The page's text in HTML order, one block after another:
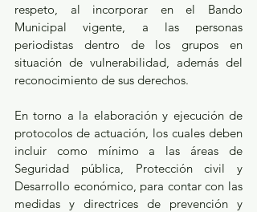
respeto, al incorporar en el Bando
Municipal vigente, a las personas
periodistas dentro de los grupos en
situación de vulnerabilidad, además del
reconocimiento de sus derechos.
En torno a la elaboración y ejecución de
protocolos de actuación, los cuales deben
incluir como mínimo a las áreas de
Seguridad pública, Protección civil y
Desarrollo económico, para contar con las
medidas y directrices de prevención y